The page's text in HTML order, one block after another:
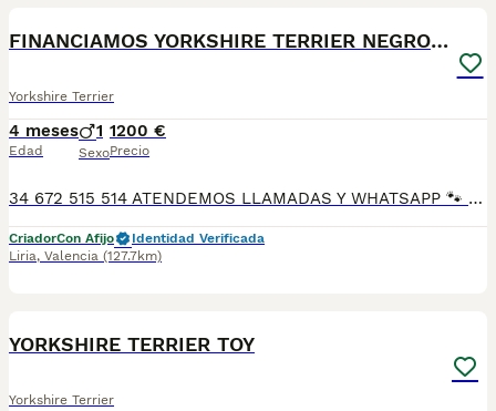
FINANCIAMOS YORKSHIRE TERRIER NEGRO FUEGO MACHO
Yorkshire Terrier
4 meses
Edad
1
Sexo
1200 €
Precio
34 672 515 514 ATENDEMOS LLAMADAS Y WHATSAPP 🐾 En Tutty Pets Love trabajamos con pasión y responsabilidad para ofrecerte compañeros de vida sanos, equilibrados y con todas las garantías. Te garantizamos: ✅ Vacunas correspondientes a su edad. ✅ Cartilla veterinaria. ✅ Desparasitación interna y externa. ✅ Pasaporte y microchip. ✅ Garantías víricas y congénitas. ✅ Contrato de compraventa sellado por la empresa. ✅ Envíos a toda la península (según kilometraje). ✅ Financiación a medida de 6 a 48 meses, con y sin intereses. 💕 Listo para encontrar una familia que le quiera para toda la vida. 📩 Solicita más información sin compromiso. 🐶 Tutty Pets love ,donde nacen grandes compañeros. 34 672 515 514 ATENDEMOS LLAMADAS Y WHATSAPP 🐾
CriadorCon Afijo
Identidad Verificada
Liria, Valencia (127.7km)
YORKSHIRE TERRIER TOY
Yorkshire Terrier